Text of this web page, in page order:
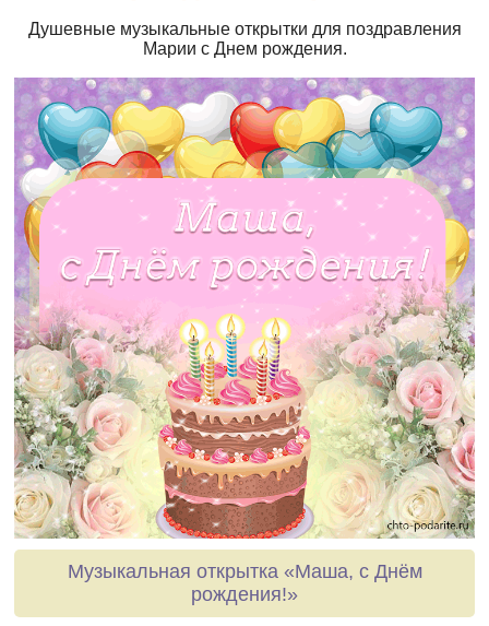
Душевные музыкальные открытки для поздравления
Марии с Днем рождения.
Музыкальная открытка «Маша, с Днём
рождения!»